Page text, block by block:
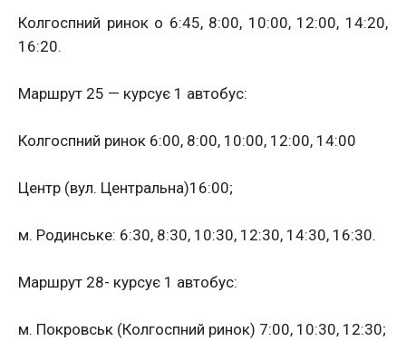
Колгоспний ринок о 6:45, 8:00, 10:00, 12:00, 14:20,
16:20.
Маршрут 25 — курсує 1 автобус:
Колгоспний ринок 6:00, 8:00, 10:00, 12:00, 14:00
Центр (вул. Центральна)16:00;
м. Родинське: 6:30, 8:30, 10:30, 12:30, 14:30, 16:30.
Маршрут 28- курсує 1 автобус:
м. Покровськ (Колгоспний ринок) 7:00, 10:30, 12:30;